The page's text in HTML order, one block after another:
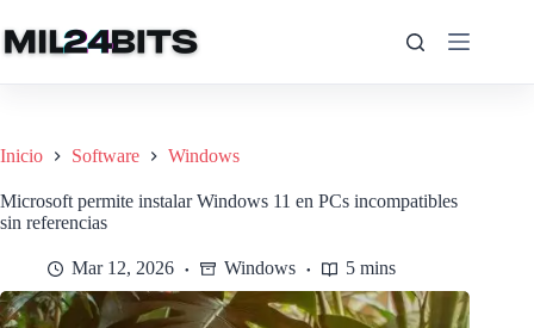
al
contenido
Inicio Software Windows
Microsoft permite instalar Windows 11 en PCs incompatibles
sin referencias
Mar 12, 2026 Windows 5 mins